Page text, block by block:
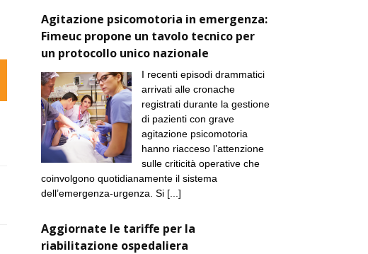
Agitazione psicomotoria in emergenza:
Fimeuc propone un tavolo tecnico per
un protocollo unico nazionale
I recenti episodi drammatici
arrivati alle cronache
registrati durante la gestione
di pazienti con grave
agitazione psicomotoria
hanno riacceso l’attenzione
sulle criticità operative che
coinvolgono quotidianamente il sistema
dell’emergenza-urgenza. Si [...]
Aggiornate le tariffe per la
riabilitazione ospedaliera